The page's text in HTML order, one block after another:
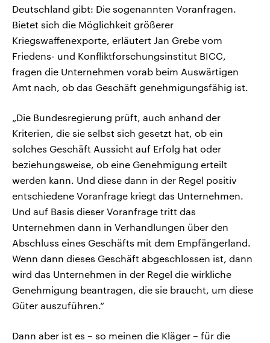
Deutschland gibt: Die sogenannten Voranfragen.
Bietet sich die Möglichkeit größerer
Kriegswaffenexporte, erläutert Jan Grebe vom
Friedens- und Konfliktforschungsinstitut BICC,
fragen die Unternehmen vorab beim Auswärtigen
Amt nach, ob das Geschäft genehmigungsfähig ist.
„Die Bundesregierung prüft, auch anhand der
Kriterien, die sie selbst sich gesetzt hat, ob ein
solches Geschäft Aussicht auf Erfolg hat oder
beziehungsweise, ob eine Genehmigung erteilt
werden kann. Und diese dann in der Regel positiv
entschiedene Voranfrage kriegt das Unternehmen.
Und auf Basis dieser Voranfrage tritt das
Unternehmen dann in Verhandlungen über den
Abschluss eines Geschäfts mit dem Empfängerland.
Wenn dann dieses Geschäft abgeschlossen ist, dann
wird das Unternehmen in der Regel die wirkliche
Genehmigung beantragen, die sie braucht, um diese
Güter auszuführen.“
Dann aber ist es – so meinen die Kläger – für die